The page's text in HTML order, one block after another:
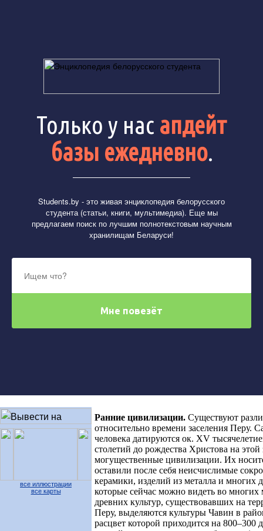
Только у нас апдейт
базы ежедневно.
Students.by - это живая энциклопедия белорусского
студента (статьи, книги, мультимедиа). Еще мы
предлагаем поиск по лучшим полнотекстовым научным
хранилищам Беларуси!
все иллюстрации
все карты
Ранние цивилизации. Существуют
относительно времени заселения Перу.
человека датируются ок. XV
столетий до рождества Христова на этой
могущественные цивилизации. Их
оставили после себя неисчислимые
керамики, изделий из металла и многих
которые сейчас можно видеть во многих
древних культур, существовавших на
Перу, выделяются культуры Чавин в
расцвет которой приходится на 800–300